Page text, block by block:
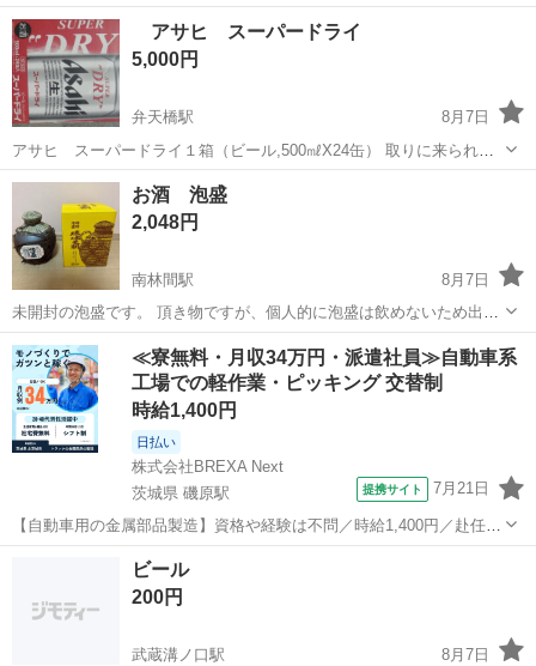
ヒゴールド500ml、305×2 アサヒ生ビールマルエフ、233×2 アサヒ生
ビールマルエフ500ml、305 晴れ風、233×2 キリングッドエ...
神奈川 横浜市 センター南駅 ビール
アサヒ スーパードライ
5,000円
弁天橋駅
8月7日
アサヒ スーパードライ１箱（ビール,500㎖X24缶） 取りに来られる
方。
神奈川 横浜市 弁天橋駅
お酒 泡盛
2,048円
南林間駅
8月7日
未開封の泡盛です。 頂き物ですが、個人的に泡盛は飲めないため出品
いたします。 よろしくお願いします。
神奈川 座間市 南林間駅 焼酎
≪寮無料・月収34万円・派遣社員≫自動車系
工場での軽作業・ピッキング 交替制
時給1,400円
日払い
株式会社BREXA Next
茨城県 磯原駅
提携サイト 7月21日
【自動車用の金属部品製造】資格や経験は不問／時給1,400円／赴任旅
費会社負担／正社員登用のチャンスあり／食堂利用可能／マイカー通
勤OK《茨城県茨城市》 人気の工場のお仕事 ◇トラックの金属部品の
製造◇ ★トラックの金属...
北茨城市
ビール
200円
武蔵溝ノ口駅
8月7日